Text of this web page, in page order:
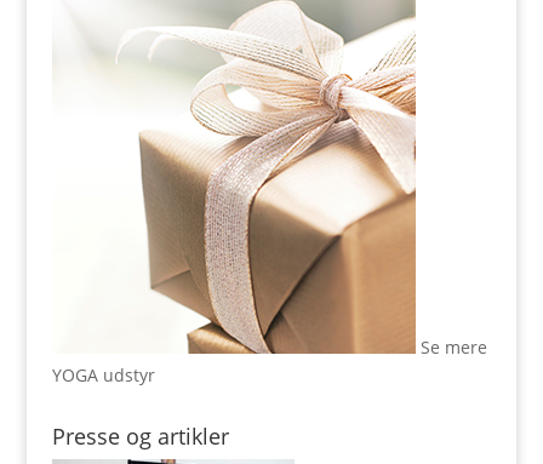
Se mere
YOGA udstyr
Presse og artikler